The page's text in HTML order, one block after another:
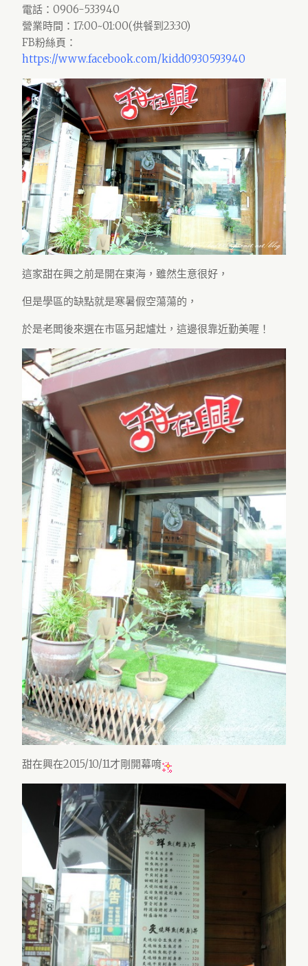
電話：0906-533940
營業時間：17:00~01:00(供餐到23:30)
FB粉絲頁：
https://www.facebook.com/kidd0930593940
這家甜在興之前是開在東海，雖然生意很好，
但是學區的缺點就是寒暑假空蕩蕩的，
於是老闆後來選在市區另起爐灶，這邊很靠近勤美喔！
甜在興在2015/10/11才剛開幕唷